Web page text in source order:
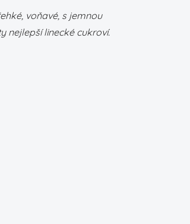
voňavé, s jemnou
nejlepší linecké cukroví.